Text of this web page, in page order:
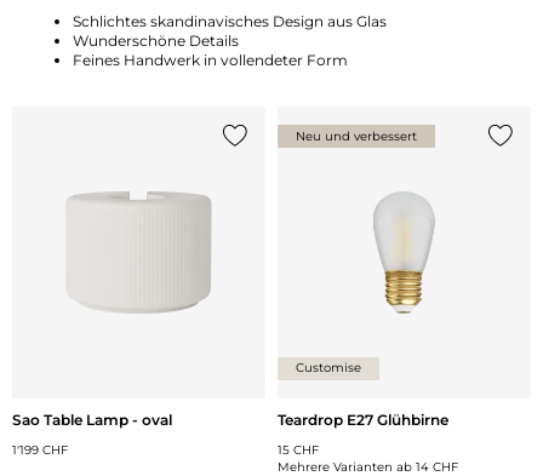
Schlichtes skandinavisches Design aus Glas
Wunderschöne Details
Feines Handwerk in vollendeter Form
Sao Table Lamp - oval
1'199 CHF
Neu und verbessert
Customise
Teardrop E27 Glühbirne
15 CHF
Mehrere Varianten ab 14 CHF